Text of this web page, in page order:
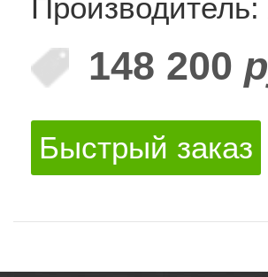
Производитель:
148 200
Быстрый заказ